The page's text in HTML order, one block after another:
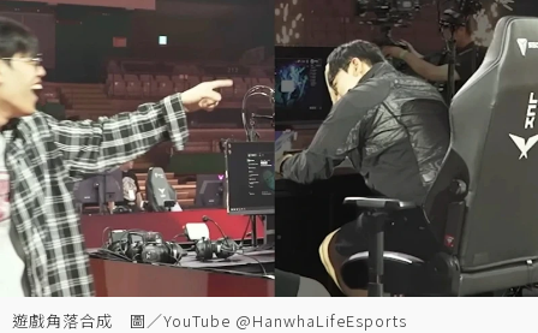
遊戲角落合成 圖／YouTube @HanwhaLifeEsports